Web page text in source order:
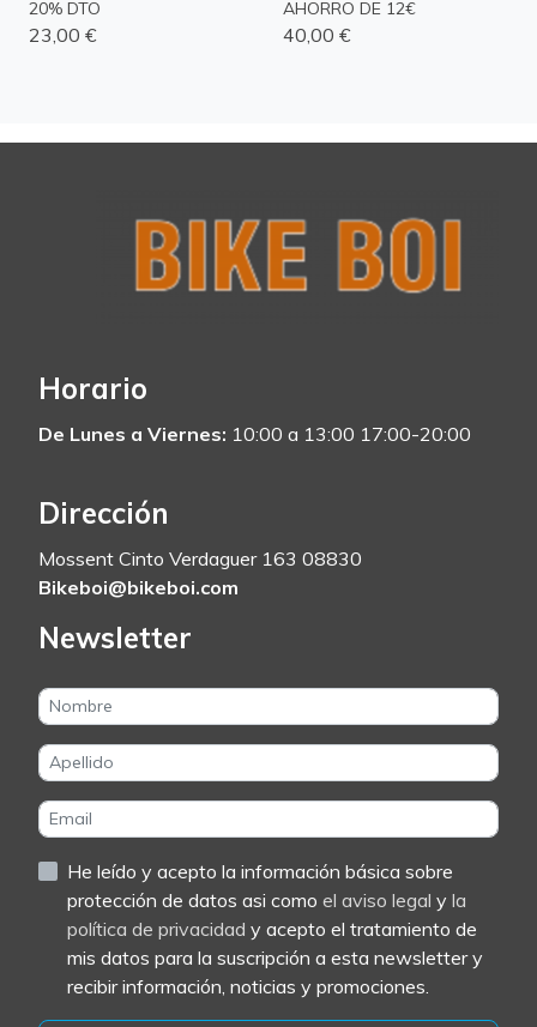
20% DTO
23,00 €
AHORRO DE 12€
40,00 €
Horario
De Lunes a Viernes: 10:00 a 13:00 17:00-20:00
Dirección
Mossent Cinto Verdaguer 163 08830
Bikeboi@bikeboi.com
Newsletter
He leído y acepto la información básica sobre
protección de datos asi como el aviso legal y la
política de privacidad y acepto el tratamiento de
mis datos para la suscripción a esta newsletter y
recibir información, noticias y promociones.